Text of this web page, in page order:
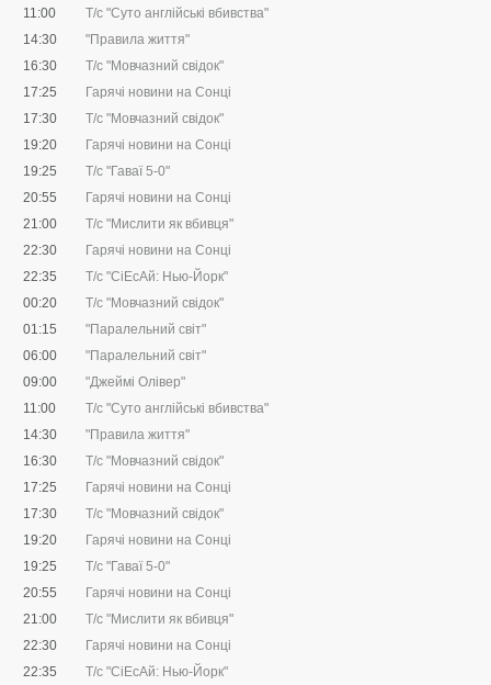
11:00
Т/с "Суто англійські вбивства"
14:30
"Правила життя"
16:30
Т/с "Мовчазний свідок"
17:25
Гарячі новини на Сонці
17:30
Т/с "Мовчазний свідок"
19:20
Гарячі новини на Сонці
19:25
Т/с "Гаваї 5-0"
20:55
Гарячі новини на Сонці
21:00
Т/с "Мислити як вбивця"
22:30
Гарячі новини на Сонці
22:35
Т/с "CіЕсАй: Нью-Йорк"
00:20
Т/с "Мовчазний свідок"
01:15
"Паралельний світ"
06:00
"Паралельний світ"
09:00
"Джеймі Олівер"
11:00
Т/с "Суто англійські вбивства"
14:30
"Правила життя"
16:30
Т/с "Мовчазний свідок"
17:25
Гарячі новини на Сонці
17:30
Т/с "Мовчазний свідок"
19:20
Гарячі новини на Сонці
19:25
Т/с "Гаваї 5-0"
20:55
Гарячі новини на Сонці
21:00
Т/с "Мислити як вбивця"
22:30
Гарячі новини на Сонці
22:35
Т/с "CіЕсАй: Нью-Йорк"